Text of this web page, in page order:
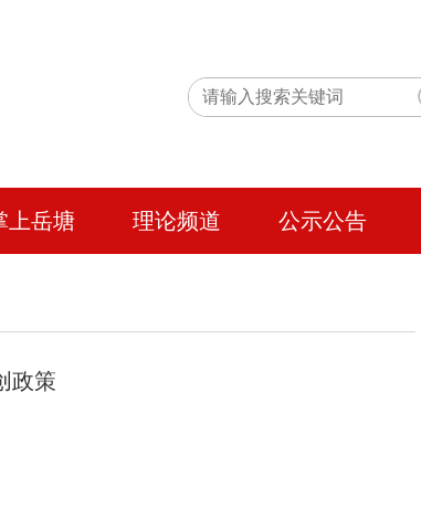
上岳塘 理论频道 公示公告
政策